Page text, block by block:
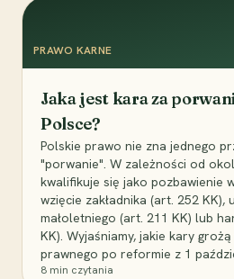
PRAWO KARNE
Jaka jest kara za
Polsce?
Polskie prawo nie zna jednego
"porwanie". W zależności od
kwalifikuje się jako pozbawienie
wzięcie zakładnika (art. 252 KK),
małoletniego (art. 211 KK) lub
KK). Wyjaśniamy, jakie kary grożą
prawnego po reformie z 1
8 min czytania